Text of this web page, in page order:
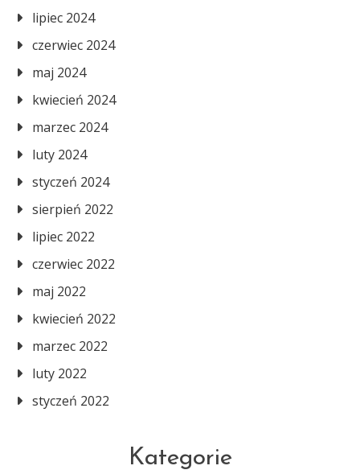
lipiec 2024
czerwiec 2024
maj 2024
kwiecień 2024
marzec 2024
luty 2024
styczeń 2024
sierpień 2022
lipiec 2022
czerwiec 2022
maj 2022
kwiecień 2022
marzec 2022
luty 2022
styczeń 2022
Kategorie